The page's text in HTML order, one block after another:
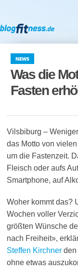
NEWS
Was die
Fasten
Vilsbiburg –
das Motto von
um die Fastenzeit.
Fleisch oder aufs
Smartphone, auf
Woher kommt das?
Wochen voller
größten Wünsche
nach Freiheit»,
Steffen Kirchner den
ohne etwas